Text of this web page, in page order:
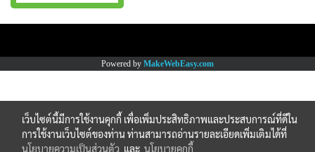
Powered by MakeWebEasy.com
เว็บไซต์นี้มีการใช้งานคุกกี้ เพื่อเพิ่มประสิทธิภาพและประสบการณ์ที่ดีใน
การใช้งานเว็บไซต์ของท่าน ท่านสามารถอ่านรายละเอียดเพิ่มเติมได้ที่
นโยบายความเป็นส่วนตัว และ นโยบายคุกกี้